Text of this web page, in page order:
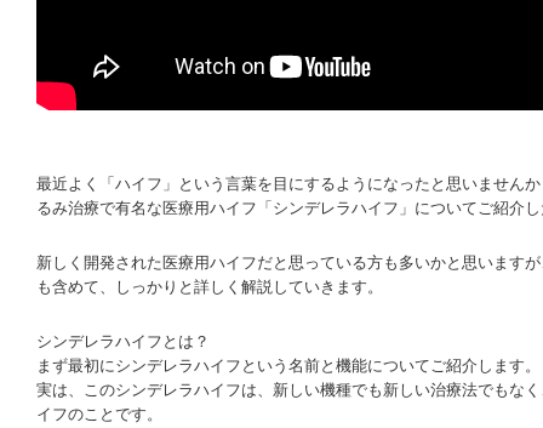
最近よく「ハイフ」という言葉を目にするようになったと思いません
るみ治療で有名な医療用ハイフ「シンデレラハイフ」についてご紹介
新しく開発された医療用ハイフだと思っている方も多いかと思います
も含めて、しっかりと詳しく解説していきます。
シンデレラハイフとは？
まず最初にシンデレラハイフという名前と機能についてご紹介します。
実は、このシンデレラハイフは、新しい機種でも新しい治療法でもな
イフのことです。